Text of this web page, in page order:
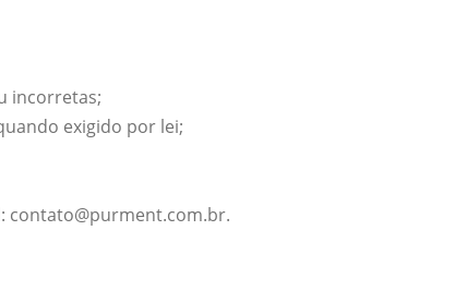
incorretas;
exigido por lei;
contato@purment.com.br.